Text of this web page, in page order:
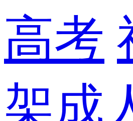
高考
架成